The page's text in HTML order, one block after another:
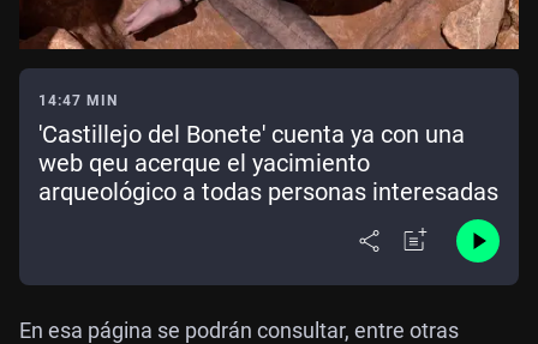
14:47 MIN
'Castillejo del Bonete' cuenta ya con una
web qeu acerque el yacimiento
arqueológico a todas personas interesadas
En esa página se podrán consultar, entre otras